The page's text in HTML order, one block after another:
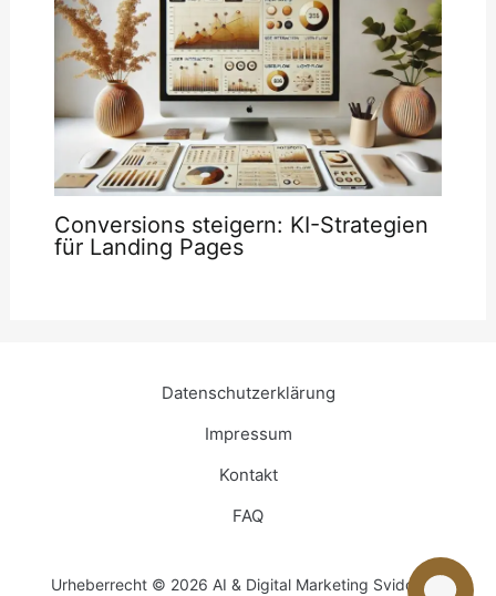
Conversions steigern: KI-Strategien
für Landing Pages
Datenschutzerklärung
Impressum
Kontakt
FAQ
Urheberrecht © 2026 AI & Digital Marketing Svidowski